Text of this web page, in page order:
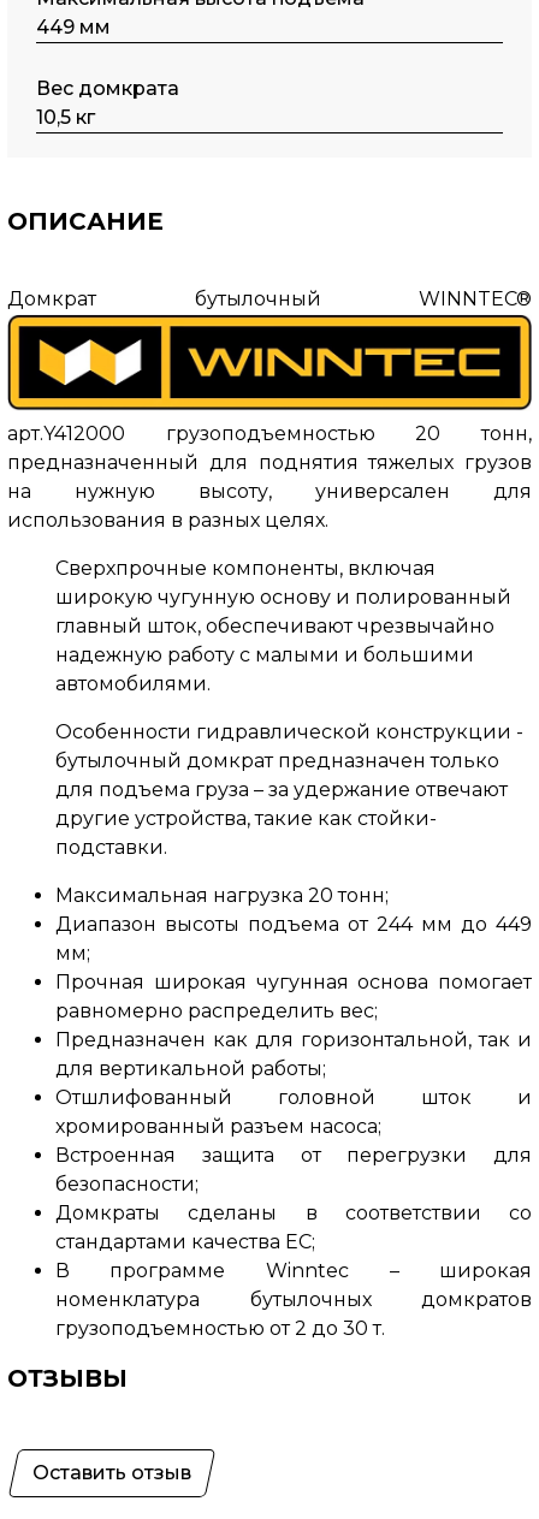
449 мм
Вес домкрата
10,5 кг
ОПИСАНИЕ
Домкрат бутылочный WINNTEC®
арт.Y412000 грузоподъемностью 20 тонн,
предназначенный для поднятия тяжелых грузов
на нужную высоту, универсален для
использования в разных целях.
Сверхпрочные компоненты, включая
широкую чугунную основу и полированный
главный шток, обеспечивают чрезвычайно
надежную работу с малыми и большими
автомобилями.
Особенности гидравлической конструкции -
бутылочный домкрат предназначен только
для подъема груза – за удержание отвечают
другие устройства, такие как стойки-
подставки.
Максимальная нагрузка 20 тонн;
Диапазон высоты подъема от 244 мм до 449
мм;
Прочная широкая чугунная основа помогает
равномерно распределить вес;
Предназначен как для горизонтальной, так и
для вертикальной работы;
Отшлифованный головной шток и
хромированный разъем насоса;
Встроенная защита от перегрузки для
безопасности;
Домкраты сделаны в соответствии со
стандартами качества ЕС;
В программе Winntec – широкая
номенклатура бутылочных домкратов
грузоподъемностью от 2 до 30 т.
ОТЗЫВЫ
Оставить отзыв